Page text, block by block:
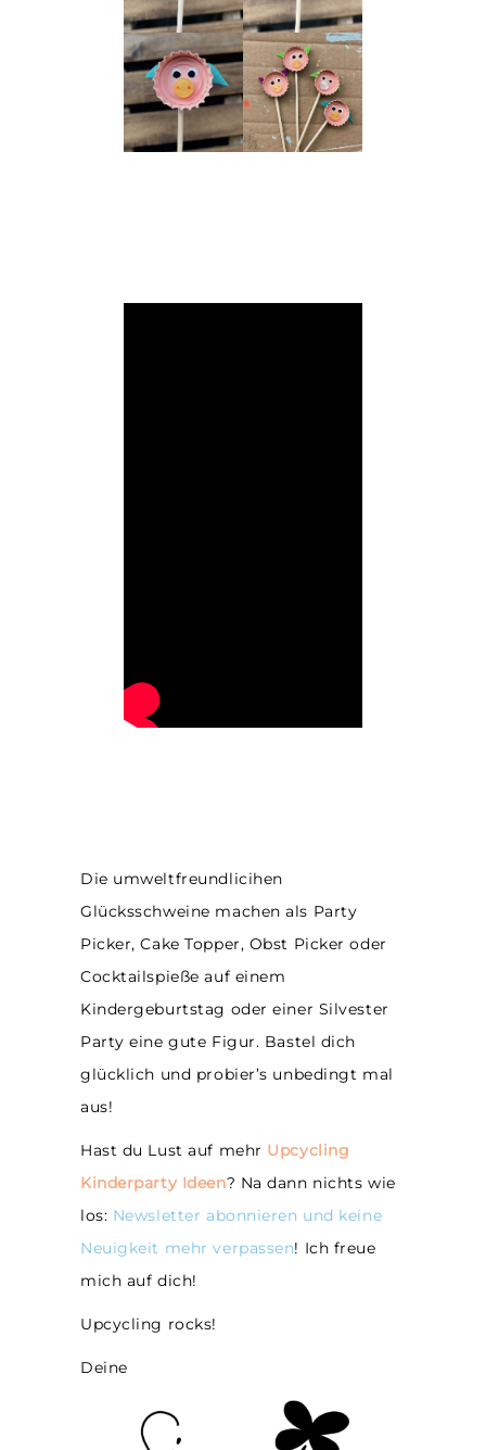
Die umweltfreundlicihen
Glücksschweine machen als Party
Picker, Cake Topper, Obst Picker oder
Cocktailspieße auf einem
Kindergeburtstag oder einer Silvester
Party eine gute Figur. Bastel dich
glücklich und probier’s unbedingt mal
aus!
Hast du Lust auf mehr Upcycling
Kinderparty Ideen? Na dann nichts wie
los: Newsletter abonnieren und keine
Neuigkeit mehr verpassen! Ich freue
mich auf dich!
Upcycling rocks!
Deine